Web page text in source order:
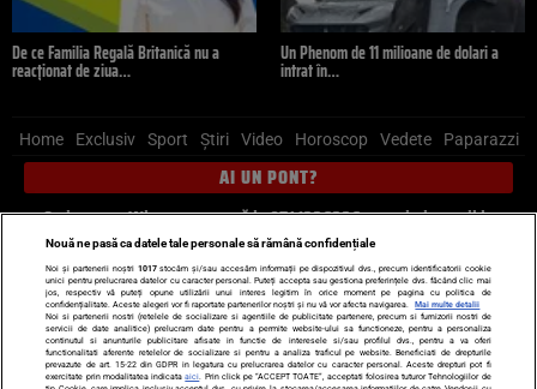
De ce Familia Regală Britanică nu a
reacționat de ziua…
Un Phenom de 11 milioane de dolari a
intrat în…
Home Exclusiv Sport Știri Video Horoscop Vedete Paparazzi
AI UN PONT?
Scrie-ne pe Whatsapp, sună la 0741226226 sau trimite mail la
pont@cancan.ro
Știri interne Știri externe
Politică
Ultimele stiri
Diete Insula Iubirii Dictionar de vise
LIFE STYLE
Horoscop
Nouă ne pasă ca datele tale personale să rămână confidențiale
Noi și partenerii noștri 1017stocăm și/sau accesăm informații pe dispozitivul dvs., precum identificatorii cookie
unici pentru prelucrarea datelor cu caracter personal. Puteți accepta sau gestiona preferințele dvs. făcând clic mai
jos, respectiv vă puteți opune utilizării unui interes legitim în orice moment pe pagina cu politica de
confidențialitate. Aceste alegeri vor fi raportate partenerilor noștri și nu vă vor afecta navigarea.
Mai multe detalii
Noi si partenerii nostri (retelele de socializare si agentiile de publicitate partenere, precum si furnizorii nostri de
servicii de date analitice) prelucram date pentru a permite website-ului sa functioneze, pentru a personaliza
continutul si anunturile publicitare afisate in functie de interesele si/sau profilul dvs., pentru a va oferi
functionalitati aferente retelelor de socializare si pentru a analiza traficul pe website. Beneficiati de drepturile
prevazute de art. 15-22 din GDPR in legatura cu prelucrarea datelor cu caracter personal. Aceste drepturi pot fi
exercitate prin modalitatea indicataaici . Prin click pe “ACCEPT TOATE”, acceptati folosirea tuturor Tehnologiilor de